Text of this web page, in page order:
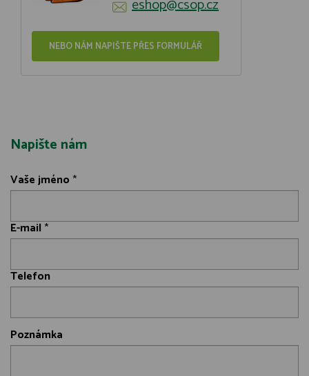
eshop@csop.cz
NEBO NÁM NAPIŠTE PŘES FORMULÁŘ
Napište nám
Vaše jméno *
E-mail *
Telefon
Poznámka